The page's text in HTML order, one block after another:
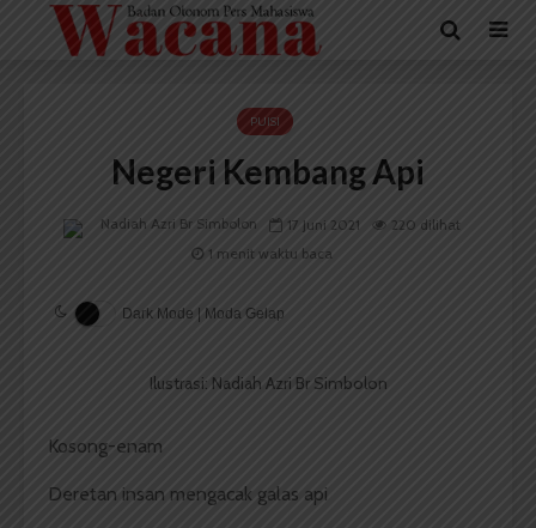
PUISI
Negeri Kembang Api
Nadiah Azri Br Simbolon 17 Juni 2021
220 dilihat
1 menit waktu baca
Dark Mode | Moda Gelap
Ilustrasi: Nadiah Azri Br Simbolon
Kosong-enam
Deretan insan mengacak galas api